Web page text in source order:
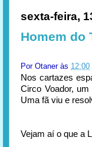
sexta-feira,
Homem do
Por Otaner às 12:00
Nos cartazes
Circo Voador,
Uma fã viu e
Vejam aí o que a